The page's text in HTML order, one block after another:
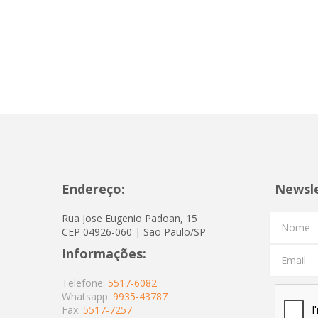
Endereço:
Rua Jose Eugenio Padoan, 15
CEP 04926-060 | São Paulo/SP
Informações:
Telefone: 5517-6082
Whatsapp: 9935-43787
Fax: 5517-7257
Nome
Email